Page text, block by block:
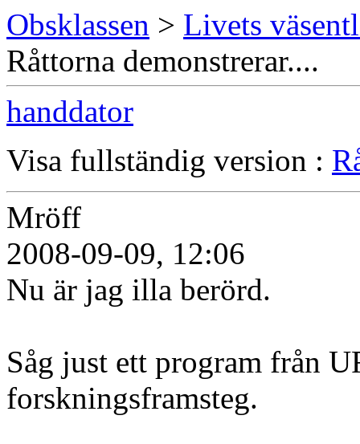
Obsklassen > Livets
Råttorna demonstrerar....
handdator
Visa fullständig version :
Mröff
2008-09-09, 12:06
Nu är jag illa berörd.
Såg just ett program från
forskningsframsteg.